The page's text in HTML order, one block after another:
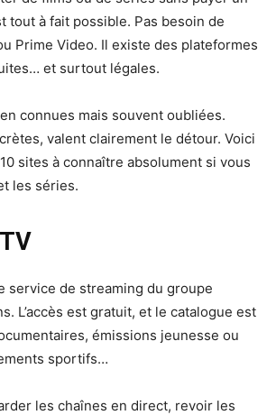
tout à fait possible. Pas besoin de
Prime Video. Il existe des plateformes
et surtout légales.
connues mais souvent oubliées.
valent clairement le détour. Voici
sites à connaître absolument si vous
les séries.
service de streaming du groupe
L’accès est gratuit, et le catalogue est
émissions jeunesse ou
sportifs…
les chaînes en direct, revoir les